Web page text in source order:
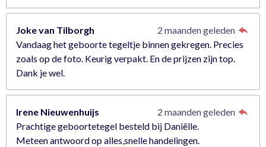
Joke van Tilborgh
2 maanden geleden
Vandaag het geboorte tegeltje binnen gekregen. Precies
zoals op de foto. Keurig verpakt. En de prijzen zijn top.
Dank je wel.
Irene Nieuwenhuijs
2 maanden geleden
Prachtige geboortetegel besteld bij Daniëlle.
Meteen antwoord op alles,snelle handelingen.